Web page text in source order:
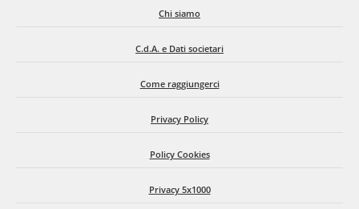
Chi siamo
C.d.A. e Dati societari
Come raggiungerci
Privacy Policy
Policy Cookies
Privacy 5x1000